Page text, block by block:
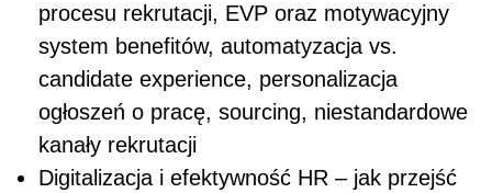
procesu rekrutacji, EVP oraz motywacyjny
system benefitów, automatyzacja vs.
candidate experience, personalizacja
ogłoszeń o pracę, sourcing, niestandardowe
kanały rekrutacji
Digitalizacja i efektywność HR – jak przejść